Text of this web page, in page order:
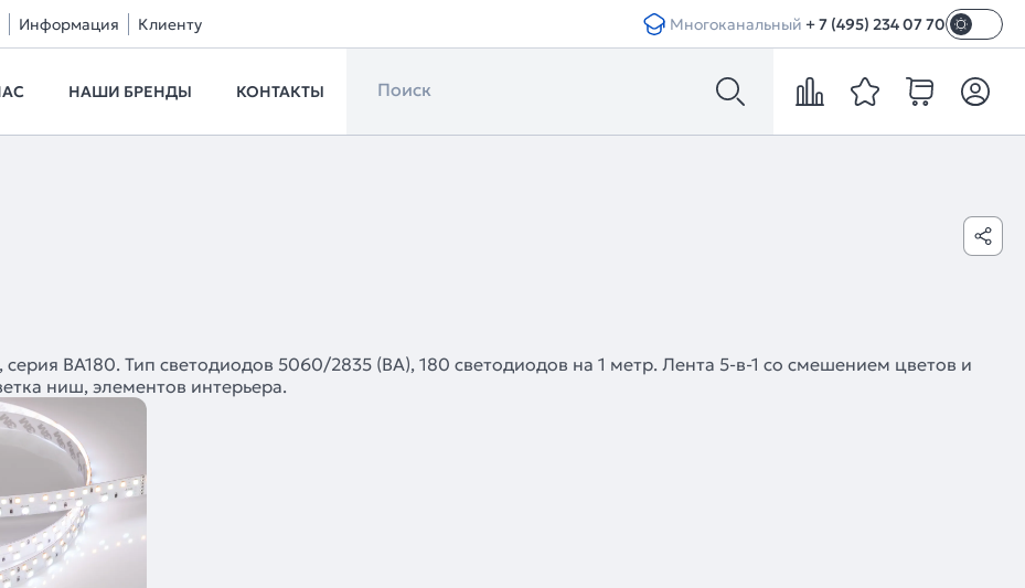
Информация Клиенту Многоканальный + 7 (495) 234 07 70
НАШИ БРЕНДЫ КОНТАКТЫ
BA180. Тип светодиодов 5060/2835 (BA), 180 светодиодов на 1 метр. Лента 5-в-1 со смешением цветов и
ниш, элементов интерьера.